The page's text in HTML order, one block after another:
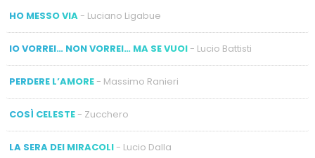
HO MESSO VIA- Luciano Ligabue
IO VORREI… NON VORREI… MA SE VUOI- Lucio Battisti
PERDERE L’AMORE- Massimo Ranieri
COSÌ CELESTE- Zucchero
LA SERA DEI MIRACOLI- Lucio Dalla